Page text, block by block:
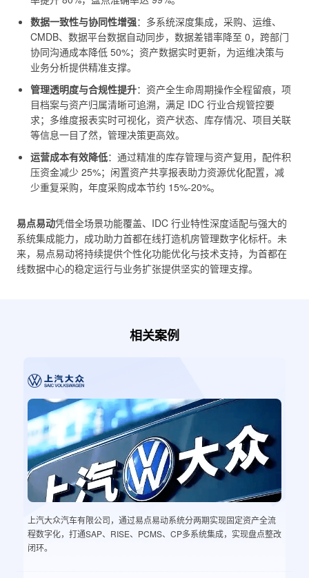
数据一致性与协同性增强：多系统深度集成，采购、运维、
CMDB、数据平台数据自动同步，数据差错率降至 0，跨部门
协同沟通成本降低 50%；资产数据实时更新，为运维决策与
业务分析提供精准支撑。
管理透明度与合规性提升：资产全生命周期操作全程留痕，项
目档案与资产归属清晰可追溯，满足 IDC 行业合规管控要
求；多维度报表实时可视化，资产状态、库存情况、项目关联
等信息一目了然，管理决策更高效。
运营成本有效降低：通过精准的库存管理与资产复用，配件积
压资金减少 25%；闲置资产共享报表助力资源优化配置，减
少重复采购，年度采购成本节约 15%-20%。
易点易动凭借全场景功能覆盖、IDC 行业特性深度适配与强大的
系统集成能力，成功助力首都在线打造机房管理数字化标杆。未
来，易点易动将持续提供个性化功能优化与技术支持，为首都在
线数据中心的稳定运行与业务扩张提供坚实的管理支撑。
相关案例
上汽大众汽车有限公司，通过易点易动系统分两期实现固定资产全流
程数字化，打通SAP、RISE、PCMS、CP多系统集成，实现盘点整改
闭环。